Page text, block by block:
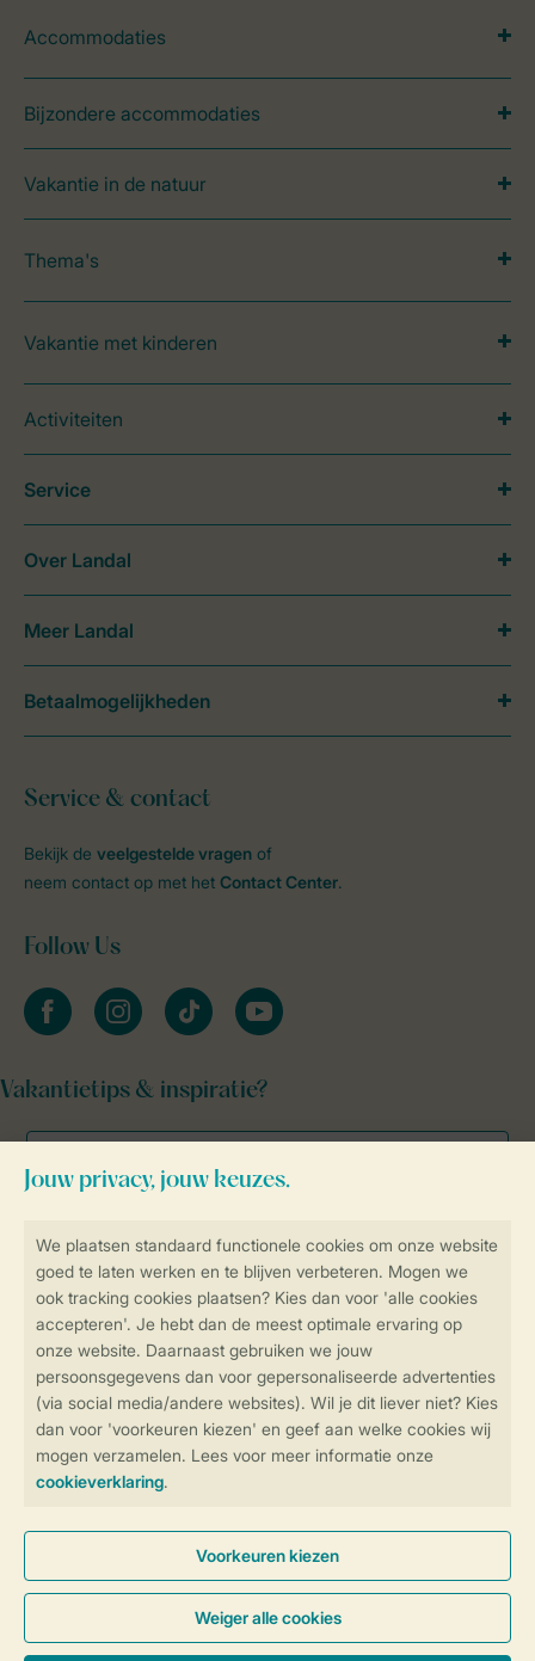
Controle over jouw gegevens &
Instellingen wijzigen
Veilig en snel online boeken
Veilige gegevensoverdracht
Veilige betaling
Accommodaties
Bijzondere accommodaties
Vakantie in de natuur
Thema's
Vakantie met kinderen
Activiteiten
Service & contact
Bekijk de veelgestelde vragen of
neem contact op met het Contact Center.
Follow Us
facebookinstagramtiktok youtube
Vakantietips & inspiratie?
Service
Over Landal
Meer Landal
Betaalmogelijkheden
Algemene Voorwaarden Privacy Notice Cookies en banners